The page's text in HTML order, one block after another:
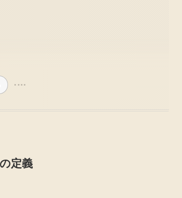
定義